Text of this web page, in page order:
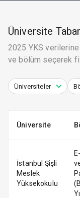
Üniversite
2025 YKS
ve bölüm seçerek
Üniversiteler
Üniversite
İstanbul Şişli
Meslek
Yüksekokulu